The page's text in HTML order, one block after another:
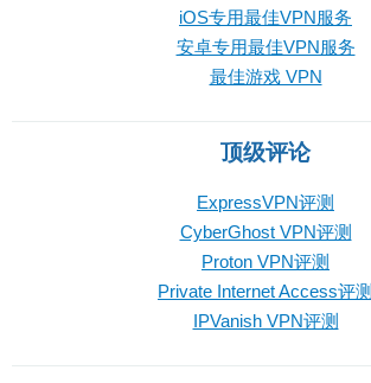
iOS专用最佳VPN服务
安卓专用最佳VPN服务
最佳游戏 VPN
顶级评论
ExpressVPN评测
CyberGhost VPN评测
Proton VPN评测
Private Internet Access评测
IPVanish VPN评测